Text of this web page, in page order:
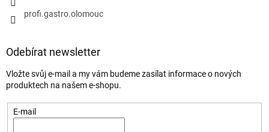
profi.gastro.olomouc
Odebírat newsletter
Vložte svůj e-mail a my vám budeme zasílat informace o nových
produktech na našem e-shopu.
E-mail